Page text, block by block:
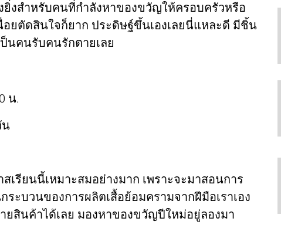
ยิ่งสำหรับคนที่กำลังหาของขวัญให้ครอบครัวหรือ
อยตัดสินใจก็ยาก ประดิษฐ์ขึ้นเองเลยนี่แหละดี มีชิ้น
นคนรับคนรักตายเลย
น.
น
เรียนนี้เหมาะสมอย่างมาก เพราะจะมาสอนการ
ะบวนของการผลิตเสื้อย้อมครามจากฝีมือเราเอง
สินค้าได้เลย มองหาของขวัญปีใหม่อยู่ลองมา